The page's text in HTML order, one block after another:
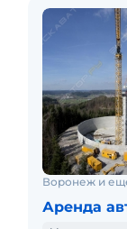
Воронеж и
Аренда